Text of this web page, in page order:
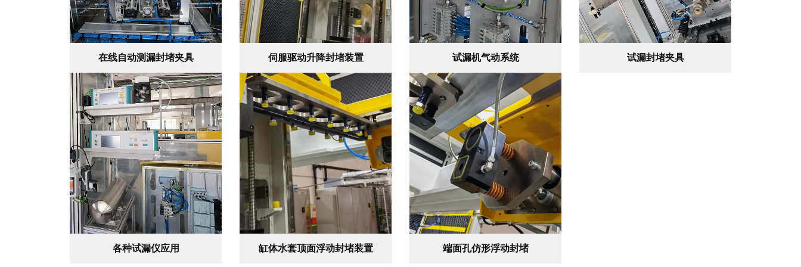
在线自动测漏封堵夹具 伺服驱动升降封堵装置 试漏机气动系统 试漏封堵夹具
各种试漏仪应用 缸体水套顶面浮动封堵装置 端面孔仿形浮动封堵